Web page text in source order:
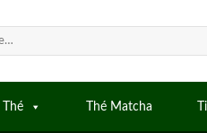
Thé Thé Matcha